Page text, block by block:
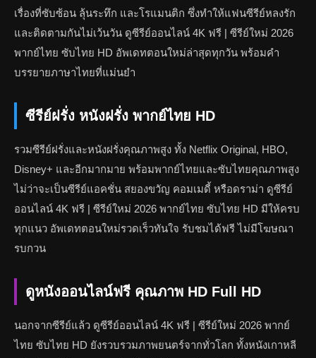
เรื่องที่ซับซ้อน ลุ้นระทึก และโรแมนติก ซึ่งทำให้แฟนซีรีย์หลงรัก
และติดตามกันไม่เว้นวัน ดูซีรีย์ออนไลน์ 4K ฟรี | ซีรีย์ใหม่ 2026
พากย์ไทย ซับไทย HD อัพเดทตอนใหม่ล่าสุดทุกวัน พร้อมคำ
บรรยายภาษาไทยที่แม่นยำ
ซีรีย์ฝรั่ง หนังฝรั่ง พากย์ไทย HD
รวมซีรีย์ฝรั่งและหนังฝรั่งคุณภาพสูง ทั้ง Netflix Original, HBO,
Disney+ และอีกมากมาย พร้อมพากย์ไทยและซับไทยคุณภาพสูง
ไม่ว่าจะเป็นซีรีย์แอคชั่น สยองขวัญ คอมเมดี้ หรือดราม่า ดูซีรีย์
ออนไลน์ 4K ฟรี | ซีรีย์ใหม่ 2026 พากย์ไทย ซับไทย HD มีให้ครบ
ทุกแนว อัพเดทตอนใหม่รวดเร็วทันใจ รับชมได้ฟรี ไม่มีโฆษณา
รบกวน
ดูหนังออนไลน์ฟรี คุณภาพ HD Full HD
นอกจากซีรีย์แล้ว ดูซีรีย์ออนไลน์ 4K ฟรี | ซีรีย์ใหม่ 2026 พากย์
ไทย ซับไทย HD ยังรวบรวมภาพยนตร์จากทั่วโลก ทั้งหนังเกาหลี